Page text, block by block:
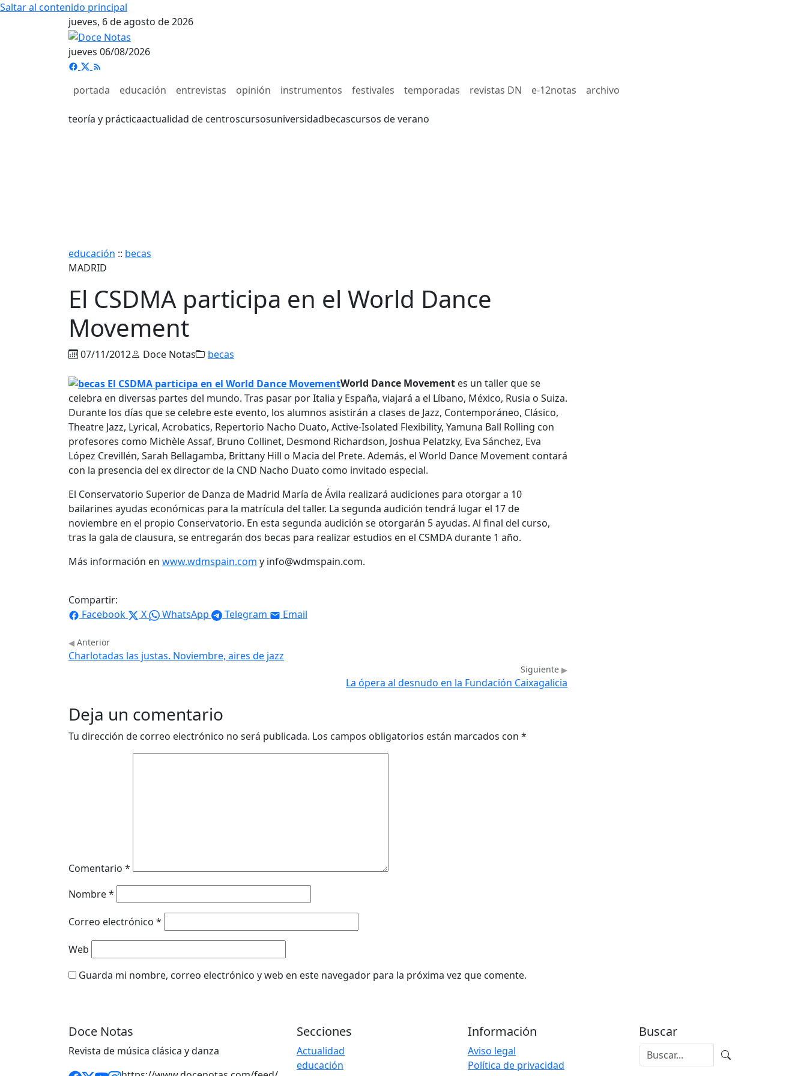
Saltar al contenido principal
jueves, 6 de agosto de 2026
jueves 06/08/2026
portada educación entrevistas opinión instrumentos festivales temporadas revistas DN e-12notas archivo
teoría y prácticaactualidad de centroscursosuniversidadbecascursos de verano
educación :: becas
MADRID
El CSDMA participa en el World Dance
Movement
07/11/2012 Doce Notas becas
World Dance Movement es un taller que se
celebra en diversas partes del mundo. Tras pasar por Italia y España, viajará a el Líbano, México, Rusia o Suiza.
Durante los días que se celebre este evento, los alumnos asistirán a clases de Jazz, Contemporáneo, Clásico,
Theatre Jazz, Lyrical, Acrobatics, Repertorio Nacho Duato, Active-Isolated Flexibility, Yamuna Ball Rolling con
profesores como Michèle Assaf, Bruno Collinet, Desmond Richardson, Joshua Pelatzky, Eva Sánchez, Eva
López Crevillén, Sarah Bellagamba, Brittany Hill o Macia del Prete. Además, el World Dance Movement contará
con la presencia del ex director de la CND Nacho Duato como invitado especial.
El Conservatorio Superior de Danza de Madrid María de Ávila realizará audiciones para otorgar a 10
bailarines ayudas económicas para la matrícula del taller. La segunda audición tendrá lugar el 17 de
noviembre en el propio Conservatorio. En esta segunda audición se otorgarán 5 ayudas. Al final del curso,
tras la gala de clausura, se entregarán dos becas para realizar estudios en el CSMDA durante 1 año.
Más información en www.wdmspain.com y info@wdmspain.com.
Compartir:
Facebook
X WhatsApp Telegram Email
Anterior
Charlotadas las justas. Noviembre, aires de jazz
Siguiente
La ópera al desnudo en la Fundación Caixagalicia
Deja un comentario
Tu dirección de correo electrónico no será publicada. Los campos obligatorios están marcados con *
Comentario *
Nombre*
Correo electrónico *
Web
Guarda mi nombre, correo electrónico y web en este navegador para la próxima vez que comente.
Doce Notas
Revista de música clásica y danza
Secciones
Actualidad
educación
Información
Aviso legal
Política de privacidad
Buscar